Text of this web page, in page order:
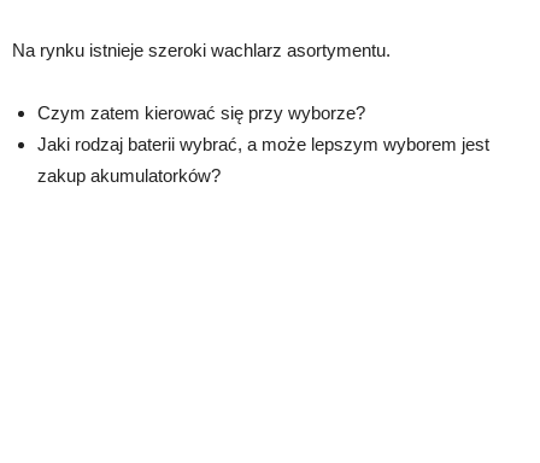
Na rynku istnieje szeroki wachlarz asortymentu.
Czym zatem kierować się przy wyborze?
Jaki rodzaj baterii wybrać, a może lepszym wyborem jest
zakup akumulatorków?